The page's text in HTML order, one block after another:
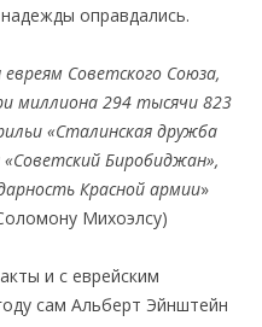
оправдались.
Советского Союза,
миллиона 294 тысячи 823
«Сталинская дружба
Биробиджан»,
Красной армии»
Михоэлсу)
и с еврейским
сам Альберт Эйнштейн